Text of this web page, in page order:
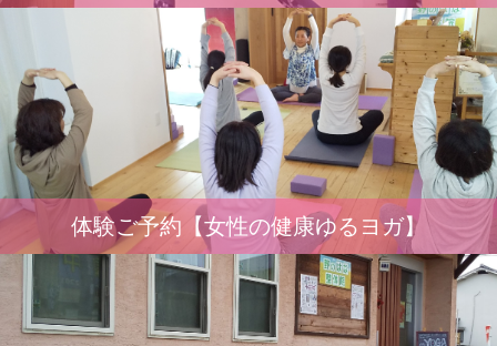
体験ご予約【女性の健康ゆるヨガ】